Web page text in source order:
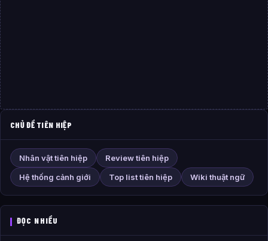
CHỦ ĐỀ TIÊN HIỆP
Nhân vật tiên hiệp
Review tiên hiệp
Hệ thống cảnh giới
Top list tiên hiệp Wiki thuật ngữ
ĐỌC NHIỀU